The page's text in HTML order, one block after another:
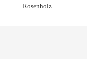
Rosenholz